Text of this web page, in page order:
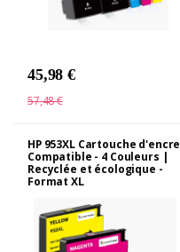
45,98 €
57,48 €
HP 953XL Cartouche d'encre
Compatible - 4 Couleurs |
Recyclée et écologique -
Format XL